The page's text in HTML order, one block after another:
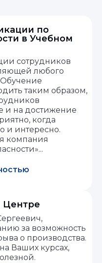
по
в Учебном
сотрудников
любого
таким образом,
и на достижение
когда
и интересно.
компания
Центре
за возможность
о производства.
Ваших курсах,